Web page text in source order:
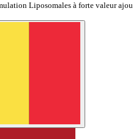
Liposomales à forte valeur